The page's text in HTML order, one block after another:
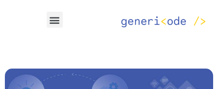
المحتوى
Menu